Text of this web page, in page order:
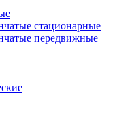
стационарные
передвижные